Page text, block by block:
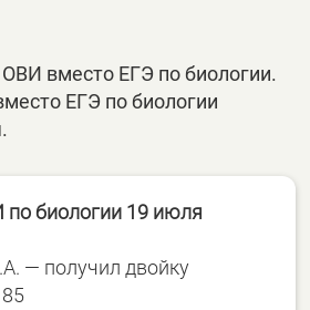
вместо ЕГЭ по биологии.
ЕГЭ по биологии
по биологии 19 июля
— получил двойку